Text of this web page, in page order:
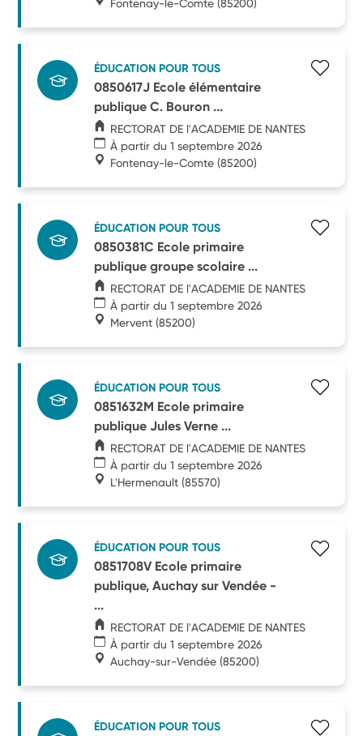
Fontenay-le-Comte (85200)
ÉDUCATION POUR TOUS
0850617J Ecole élémentaire
publique C. Bouron ...
RECTORAT DE l'ACADEMIE DE NANTES
À partir du 1 septembre 2026
Fontenay-le-Comte (85200)
ÉDUCATION POUR TOUS
0850381C Ecole primaire
publique groupe scolaire ...
RECTORAT DE l'ACADEMIE DE NANTES
À partir du 1 septembre 2026
Mervent (85200)
ÉDUCATION POUR TOUS
0851632M Ecole primaire
publique Jules Verne ...
RECTORAT DE l'ACADEMIE DE NANTES
À partir du 1 septembre 2026
L'Hermenault (85570)
ÉDUCATION POUR TOUS
0851708V Ecole primaire
publique, Auchay sur Vendée -
...
RECTORAT DE l'ACADEMIE DE NANTES
À partir du 1 septembre 2026
Auchay-sur-Vendée (85200)
ÉDUCATION POUR TOUS